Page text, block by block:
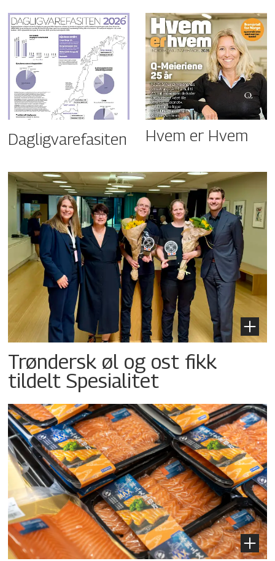
Dagligvarefasiten Hvem er Hvem
Trøndersk øl og ost fikk
tildelt Spesialitet